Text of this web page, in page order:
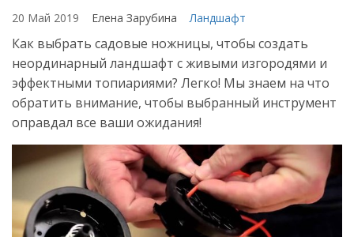
20 Май 2019 Елена Зарубина Ландшафт
Как выбрать садовые ножницы, чтобы создать
неординарный ландшафт с живыми изгородями и
эффектными топиариями? Легко! Мы знаем на что
обратить внимание, чтобы выбранный инструмент
оправдал все ваши ожидания!